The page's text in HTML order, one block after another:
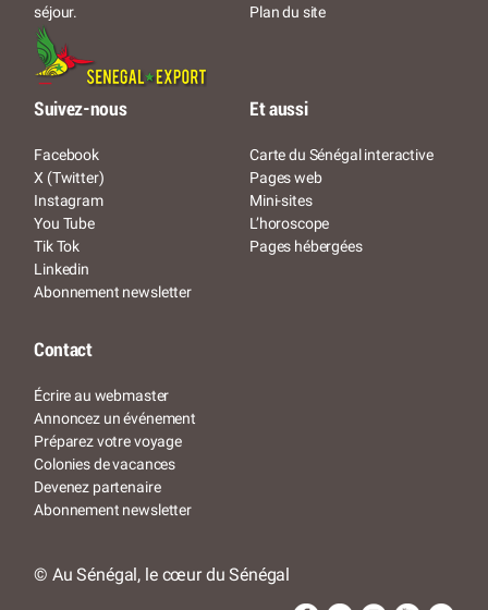
séjour.
Plan du site
Suivez-nous
Facebook
X (Twitter)
Instagram
You Tube
Tik Tok
Linkedin
Abonnement newsletter
Et aussi
Carte du Sénégal interactive
Pages web
Mini-sites
L’horoscope
Pages hébergées
Contact
Écrire au webmaster
Annoncez un événement
Préparez votre voyage
Colonies de vacances
Devenez partenaire
Abonnement newsletter
© Au Sénégal, le cœur du Sénégal